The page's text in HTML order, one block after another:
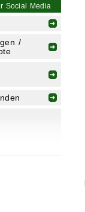
Social Media
/